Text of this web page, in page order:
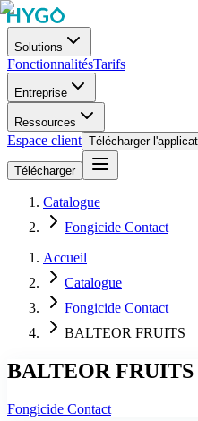
Solutions
FonctionnalitésTarifs
Entreprise
Ressources
Espace client Télécharger
Télécharger
Catalogue
Fongicide Contact
Accueil
Catalogue
Fongicide Contact
BALTEOR FRUITS
BALTEOR FRUITS
Fongicide Contact